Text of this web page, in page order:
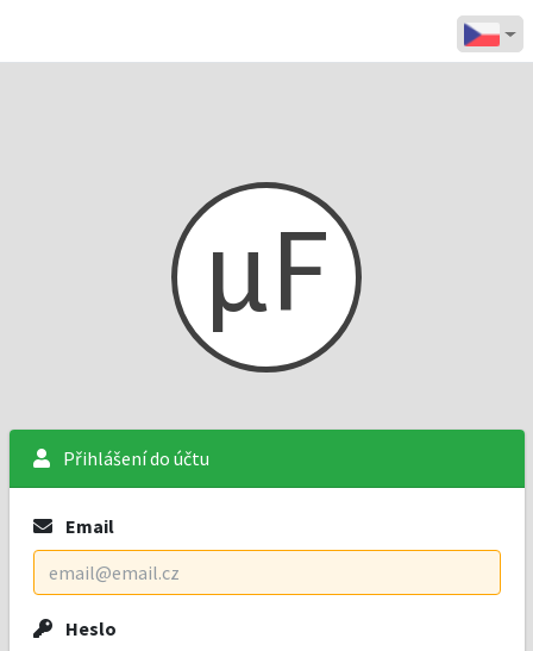
µF
Přihlášení do účtu
Email
Heslo